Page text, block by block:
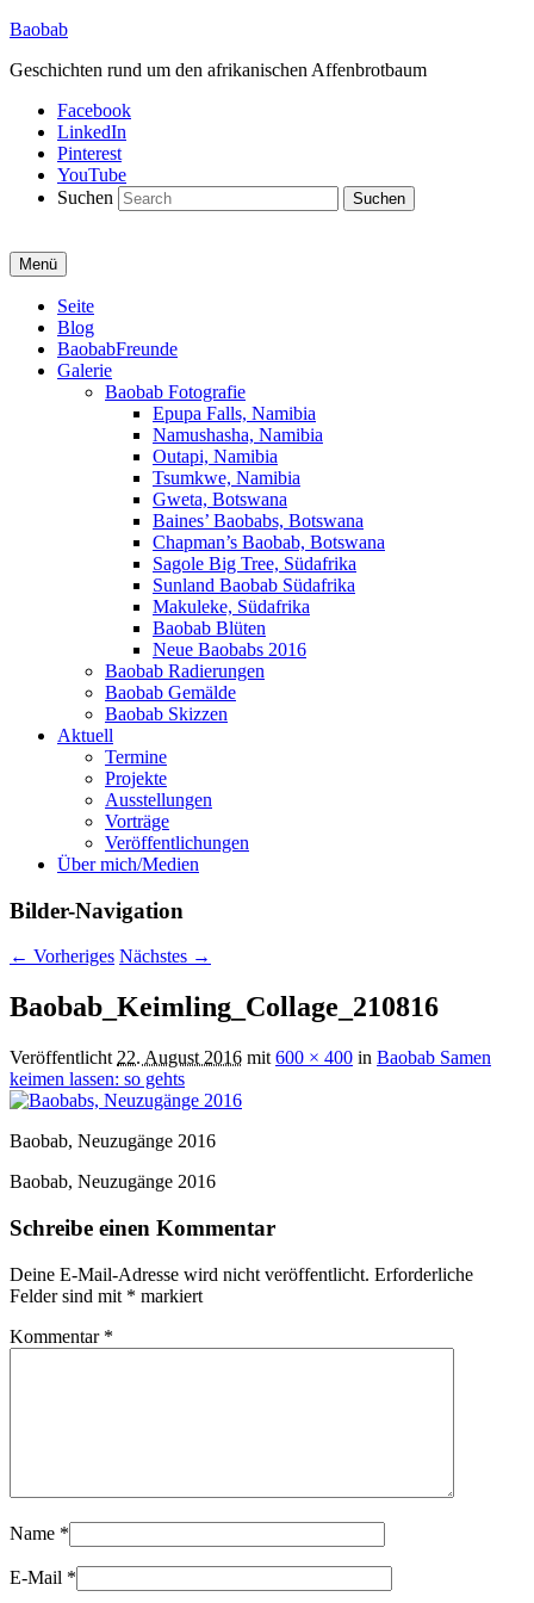
Baobab
Geschichten rund um den afrikanischen Affenbrotbaum
Facebook
LinkedIn
Pinterest
YouTube
Suchen
Menü
Primäres
Menü
Seite
Blog
BaobabFreunde
Galerie
Baobab Fotografie
Epupa Falls, Namibia
Namushasha, Namibia
Outapi, Namibia
Tsumkwe, Namibia
Gweta, Botswana
Baines’ Baobabs, Botswana
Chapman’s Baobab, Botswana
Sagole Big Tree, Südafrika
Sunland Baobab Südafrika
Makuleke, Südafrika
Baobab Blüten
Neue Baobabs 2016
Baobab Radierungen
Baobab Gemälde
Baobab Skizzen
Aktuell
Termine
Projekte
Ausstellungen
Vorträge
Veröffentlichungen
Über mich/Medien
Bilder-Navigation
← Vorheriges Nächstes →
Baobab_Keimling_Collage_210816
Veröffentlicht 22. August 2016 mit 600 × 400 in Baobab Samen
keimen lassen: so gehts
Baobab, Neuzugänge 2016
Baobab, Neuzugänge 2016
Schreibe einen Kommentar
Deine E-Mail-Adresse wird nicht veröffentlicht. Erforderliche
Felder sind mit * markiert
Kommentar *
Name *
E-Mail *